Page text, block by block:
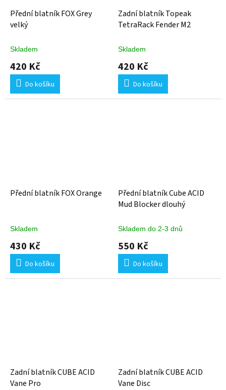
Přední blatník FOX Grey
velký
Skladem
420 Kč
Do košíku
Zadní blatník Topeak
TetraRack Fender M2
Skladem
420 Kč
Do košíku
Přední blatník FOX Orange
Skladem
430 Kč
Do košíku
Přední blatník Cube ACID
Mud Blocker dlouhý
Skladem do 2-3 dnů
550 Kč
Do košíku
Zadní blatník CUBE ACID
Vane Pro
Zadní blatník CUBE ACID
Vane Disc